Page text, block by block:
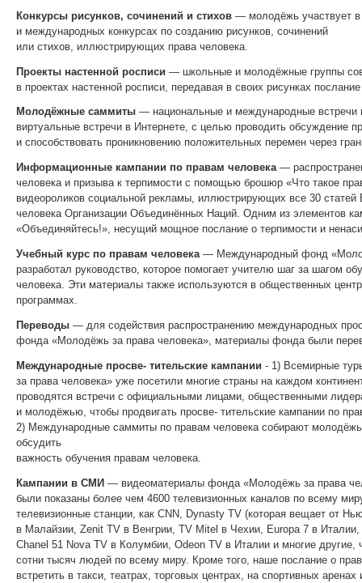
Конкурсы рисунков, сочинений и стихов — молодёжь участвует
и международных конкурсах по созданию рисунков, сочинений
или стихов, иллюстрирующих права человека.
Проекты настенной росписи — школьные и молодёжные группы
в проектах настенной росписи, передавая в своих рисунках
Молодёжные саммиты — национальные и международные встречи
виртуальные встречи в Интернете, с целью проводить обсуждение
и способствовать проникновению положительных перемен через
Информационные кампании по правам человека—
человека и призыва к терпимости с помощью брошюр «Что такое
видеороликов социальной рекламы, иллюстрирующих все 30 статей
человека Организации Объединённых Наций. Одним из элементов
«Объединяйтесь!», несущий мощное послание о терпимости и
Учебный курс по правам человека— Международный фонд
разработал руководство, которое помогает учителю шаг за шагом
человека. Эти материалы также используются в общественных
программах.
Переводы — для содействия распространению международных
фонда «Молодёжь за права человека», материалы фонда были
Международные просве- тительские кампании - 1) Всемирные
за права человека» уже посетили многие страны на каждом
проводятся встречи с официальными лицами, общественными
и молодёжью, чтобы продвигать просве- тительские кампании по
2) Международные саммиты по правам человека собирают
обсудить
важность обучения правам человека.
Кампании в СМИ — видеоматериалы фонда «Молодёжь за права
были показаны более чем 4600 телевизионных каналов по всему
телевизионные станции, как CNN, Dynasty TV (которая вещает от
в Малайзии, Zenit TV в Венгрии, TV Mitel в Чехии, Europa 7 в
Chanel 51 Nova TV в Колумбии, Odeon TV в Италии и многие другие,
сотни тысяч людей по всему миру. Кроме того, наше послание о
встретить в такси, театрах, торговых центрах, на спортивных